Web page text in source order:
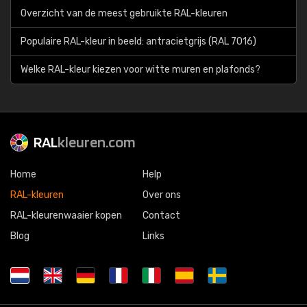
Overzicht van de meest gebruikte RAL-kleuren
Populaire RAL-kleur in beeld: antracietgrijs (RAL 7016)
Welke RAL-kleur kiezen voor witte muren en plafonds?
RALkleuren.com
Home
RAL-kleuren
RAL-kleurenwaaier kopen
Blog
Help
Over ons
Contact
Links